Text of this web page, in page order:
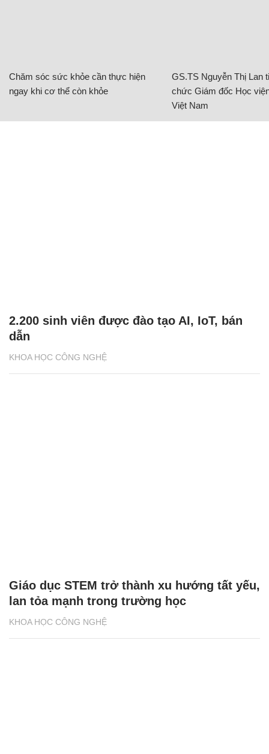
Chăm sóc sức khỏe cần thực hiện
ngay khi cơ thể còn khỏe
GS.TS Nguyễn Thị Lan
chức Giám đốc Học
Việt Nam
KHOA HỌC CÔNG NGHỆ
2.200 sinh viên được đào tạo AI, IoT, bán
dẫn
KHOA HỌC CÔNG NGHỆ
Giáo dục STEM trở thành xu hướng tất yếu,
lan tỏa mạnh trong trường học